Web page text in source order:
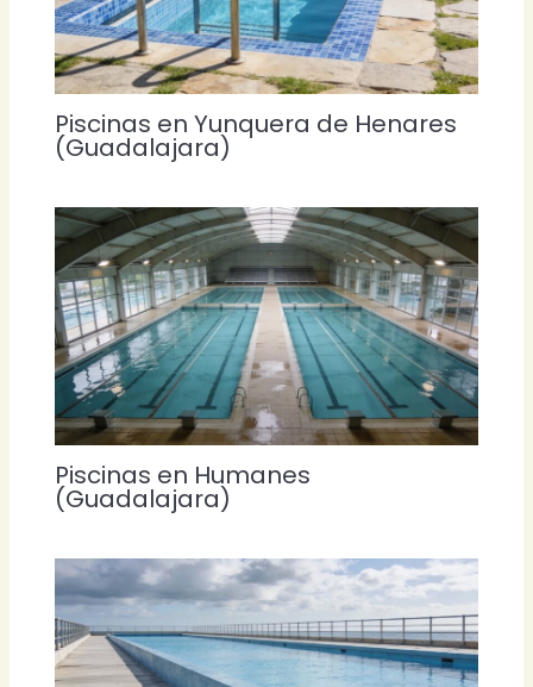
Piscinas en Yunquera de Henares
(Guadalajara)
Piscinas en Humanes
(Guadalajara)